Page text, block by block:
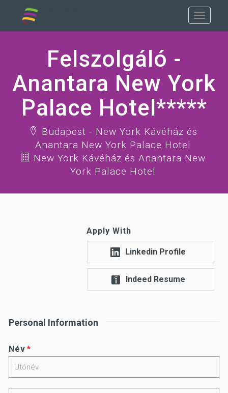
Felszolgáló -
Anantara New York
Palace Hotel*****
Budapest - New York Kávéház és
Anantara New York Palace Hotel
New York Kávéház és Anantara New
York Palace Hotel
Apply With
Linkedin Profile
Indeed Resume
Personal Information
Név